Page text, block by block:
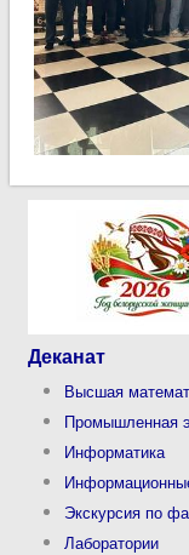
Деканат
Высшая
Промышленная
Информатика
Экскурсия по
Лаборатории